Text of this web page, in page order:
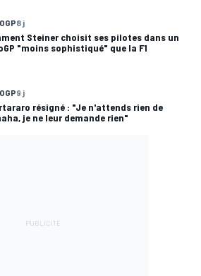
8 j
Steiner choisit ses pilotes dans un
"moins sophistiqué" que la F1
9 j
résigné : "Je n'attends rien de
je ne leur demande rien"